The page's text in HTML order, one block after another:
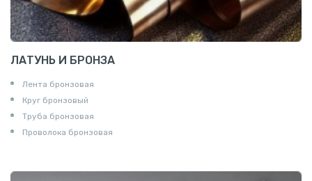
ЛАТУНЬ И БРОНЗА
Лента бронзовая
Круг бронзовый
Труба бронзовая
Проволока бронзовая